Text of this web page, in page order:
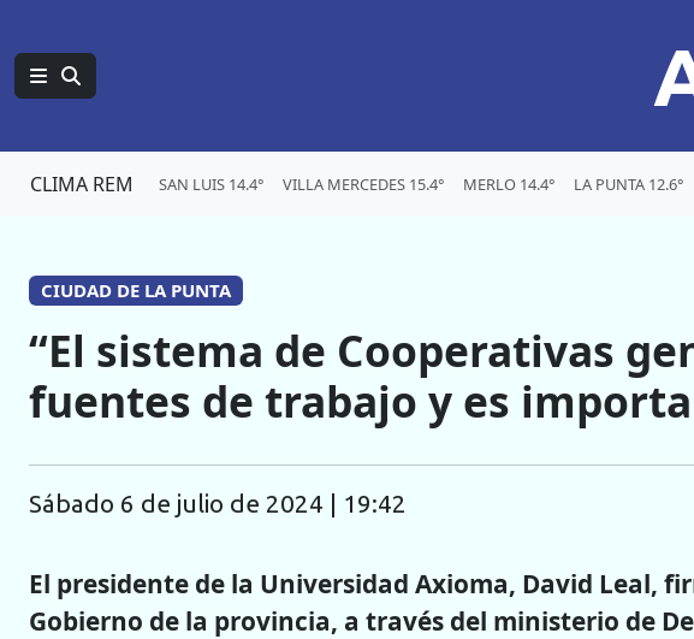
CLIMA REM SAN LUIS 14.4° VILLA MERCEDES 15.4° MERLO 14.4° LA PUNTA 12.6°
CIUDAD DE LA PUNTA
“El sistema de Cooperativas
fuentes de trabajo y es
sábado 6 de julio de 2024 | 19:42
El presidente de la Universidad Axioma, David Leal,
Gobierno de la provincia, a través del ministerio de